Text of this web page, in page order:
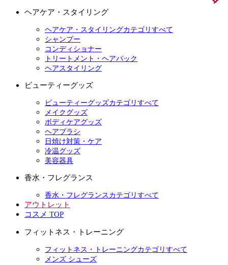
ヘアケア・スタイリング
ヘアケア・スタイリングカテゴリすべて
シャンプー
コンディショナー
トリートメント・ヘアパック
ヘアスタイリング
ビューティーグッズ
ビューティーグッズカテゴリすべて
メイクグッズ
ボディケアグッズ
ヘアブラシ
日焼け対策・ケア
冷温グッズ
美容器具
香水・フレグランス
香水・フレグランスカテゴリすべて
アウトレット
コスメ TOP
フィットネス・トレーニング
フィットネス・トレーニングカテゴリすべて
メンズ シューズ